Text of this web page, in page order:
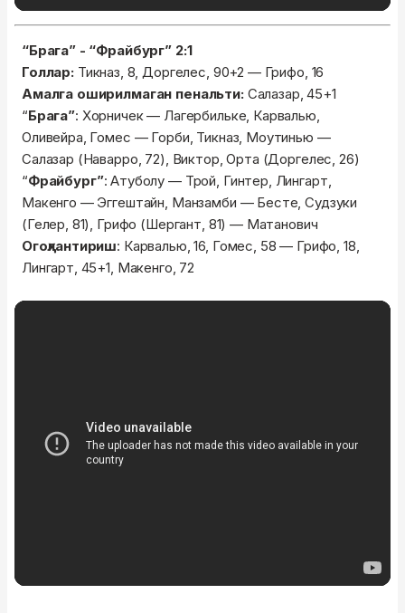
“Брага” - “Фрайбург” 2:1
Голлар:Тикназ, 8, Доргелес, 90+2 — Грифо, 16
Амалга оширилмаган пенальти:Салазар, 45+1
“Брага”: Хорничек — Лагербильке, Карвалью,
Оливейра, Гомес — Горби, Тикназ, Моутинью —
Салазар (Наварро, 72), Виктор, Орта (Доргелес, 26)
“Фрайбург”: Атуболу — Трой, Гинтер, Лингарт,
Макенго — Эггештайн, Манзамби — Бесте, Судзуки
(Гелер, 81), Грифо (Шергант, 81) — Матанович
Огоҳлантириш: Карвалью, 16, Гомес, 58 — Грифо, 18,
Лингарт, 45+1, Макенго, 72